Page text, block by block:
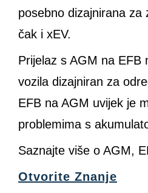
posebno dizajnirana
čak i xEV.
Prijelaz s AGM na EFB
vozila dizajniran za
EFB na AGM uvijek je
problemima s
Saznajte više o AGM,
Otvorite Znanje